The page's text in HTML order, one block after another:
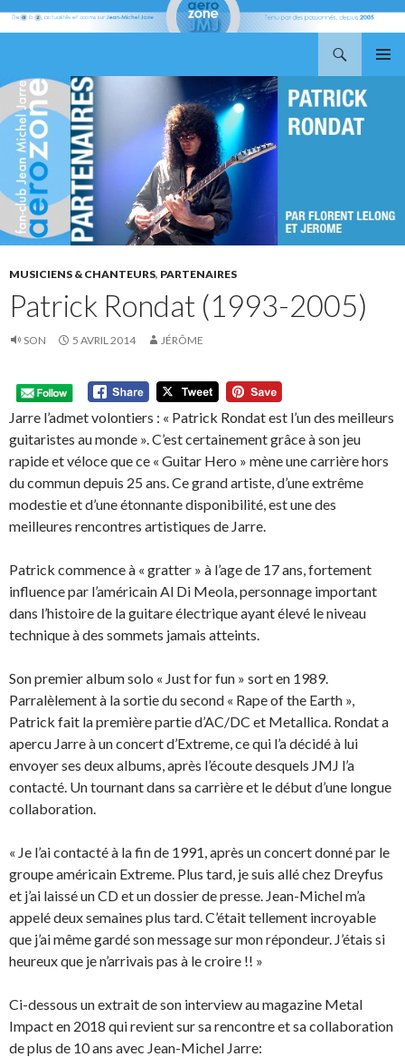
AU
CONTENU
MUSICIENS & CHANTEURS, PARTENAIRES
Patrick Rondat (1993-2005)
SON 5 AVRIL 2014 JÉRÔME
Jarre l’admet volontiers : « Patrick Rondat est l’un des meilleurs
guitaristes au monde ». C’est certainement grâce à son jeu
rapide et véloce que ce « Guitar Hero » mène une carrière hors
du commun depuis 25 ans. Ce grand artiste, d’une extrême
modestie et d’une étonnante disponibilité, est une des
meilleures rencontres artistiques de Jarre.
Patrick commence à « gratter » à l’age de 17 ans, fortement
influence par l’américain Al Di Meola, personnage important
dans l’histoire de la guitare électrique ayant élevé le niveau
technique à des sommets jamais atteints.
Son premier album solo « Just for fun » sort en 1989.
Parralèlement à la sortie du second « Rape of the Earth »,
Patrick fait la première partie d’AC/DC et Metallica. Rondat a
apercu Jarre à un concert d’Extreme, ce qui l’a décidé à lui
envoyer ses deux albums, après l’écoute desquels JMJ l’a
contacté. Un tournant dans sa carrière et le début d’une longue
collaboration.
« Je l’ai contacté à la fin de 1991, après un concert donné par le
groupe américain Extreme. Plus tard, je suis allé chez Dreyfus
et j’ai laissé un CD et un dossier de presse. Jean-Michel m’a
appelé deux semaines plus tard. C’était tellement incroyable
que j’ai même gardé son message sur mon répondeur. J’étais si
heureux que je n’arrivais pas à le croire !! »
Ci-dessous un extrait de son interview au magazine Metal
Impact en 2018 qui revient sur sa rencontre et sa collaboration
de plus de 10 ans avec Jean-Michel Jarre: